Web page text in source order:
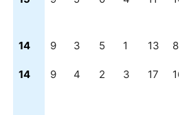
14 9 3 5 1 13 8
14 9 4 2 3 17 16